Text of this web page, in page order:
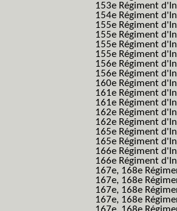
153e Régiment
154e Régiment
155e Régiment
155e Régiment
155e Régiment
155e Régiment
156e Régiment
156e Régiment
160e Régiment
161e Régiment
161e Régiment
162e Régiment
162e Régiment
165e Régiment
165e Régiment
166e Régiment
166e Régiment
167e, 168e
167e, 168e
167e, 168e
167e, 168e